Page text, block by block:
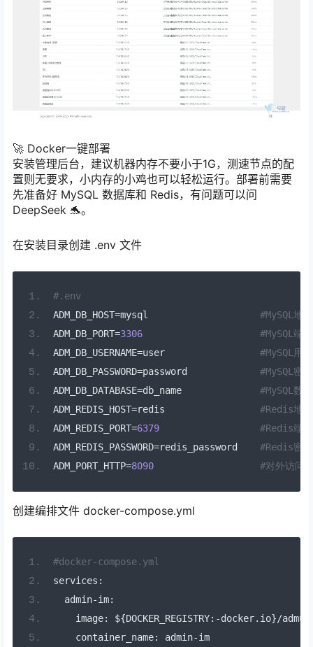
🚀 Docker一键部署
安装管理后台，建议机器内存不要小于1G，测速节点的配
置则无要求，小内存的小鸡也可以轻松运行。部署前需要
先准备好 MySQL 数据库和 Redis，有问题可以问
DeepSeek 🐬。
在安装目录创建 .env 文件
#.env
ADM_DB_HOST=mysql #MySQL地址
ADM_DB_PORT=3306
#MySQL端口
ADM_DB_USERNAME=user #MySQL用
ADM_DB_PASSWORD=password #MySQL密码
ADM_DB_DATABASE=db_name #MySQL数
ADM_REDIS_HOST=redis #Redis地址
ADM_REDIS_PORT=6379
#Redis端口
ADM_REDIS_PASSWORD=redis_password #Redis密码
ADM_PORT_HTTP=8090 #对外访问
创建编排文件 docker-compose.yml
#docker-compose.yml
services :
admin-im:
image: ${DOCKER_REGISTRY:-docker. io}/admuu
container_name: admin-im